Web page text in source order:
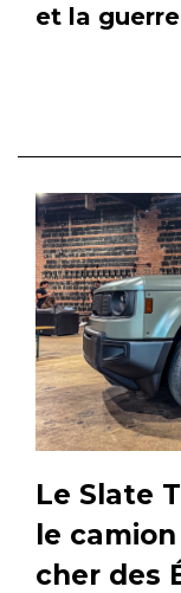
et la
Le Slate
le
cher des